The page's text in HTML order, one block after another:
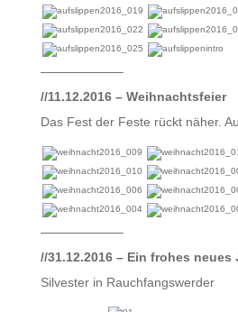
——————–
//11.12.2016 – Weihnachtsfeier
Das Fest der Feste rückt näher.
——————–
//31.12.2016 – Ein frohes neues
Silvester in Rauchfangswerder